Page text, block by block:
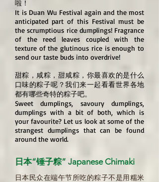
啦！
It is Duan Wu Festival again and the most
anticipated part of this Festival must be
the scrumptious rice dumplings! Fragrance
of the reed leaves coupled with the
texture of the glutinous rice is enough to
send our taste buds into overdrive!
甜粽，咸粽，甜咸粽，你最喜欢的是什么
口味的粽子呢？我们来一起看看世界各地
都有哪些奇特的粽子吧。
Sweet dumplings, savoury dumplings,
dumplings with a bit of both, which is
your favourite? Let us look at some of the
strangest dumplings that can be found
around the world.
日本“锤子粽” Japanese Chimaki
日本民众在端午节所吃的粽子不是用糯米